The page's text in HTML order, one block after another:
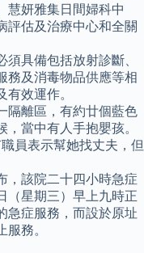
慧妍雅集日間婦科中
評估及治療中心和全關
具備包括放射診斷、
務及消毒物品供應等相
效運作。
隔離區，有約廿個藍色
當中有人手抱嬰孩。
員表示幫她找丈夫，但
，該院二十四小時急症
（星期三）早上九時正
急症服務，而設於原址
務。